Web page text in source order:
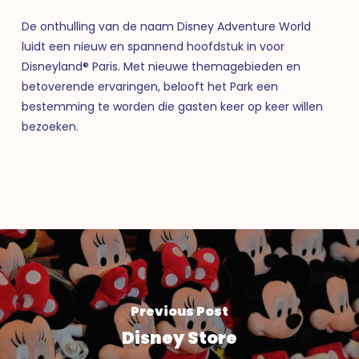
De onthulling van de naam Disney Adventure World
luidt een nieuw en spannend hoofdstuk in voor
Disneyland® Paris. Met nieuwe themagebieden en
betoverende ervaringen, belooft het Park een
bestemming te worden die gasten keer op keer willen
bezoeken.
Previous Post
Disney Store